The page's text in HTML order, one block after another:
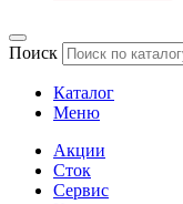
Поиск
Каталог
Меню
Акции
Сток
Сервис